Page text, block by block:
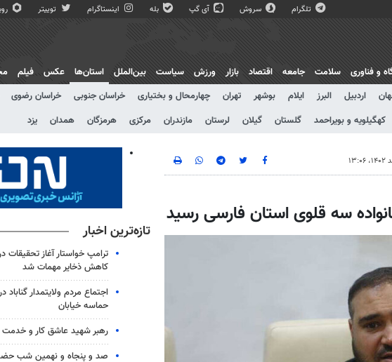
تلگرام سروش آی گپ بله اینستاگرام توییتر
و فناوری سلامت جامعه اقتصاد بازار ورزش سیاست بین‌الملل
استان‌ها
اردبیل البرز ایلام بوشهر تهران چهارمحال و بختیاری خراسان جنوبی خراسان رضوی
کهگیلویه و بویراحمد گلستان گیلان لرستان مازندران مرکزی هرمزگان همدان یزد
عکس فیلم
تازه‌ترین اخبار
ترامپ خواستار آغاز تحقیقات
کاهش ذخایر مهمات شد
حماسه خیابان
رهبر شهید عاشق کار و خدمت
صد و پنجاه و نهمین شب